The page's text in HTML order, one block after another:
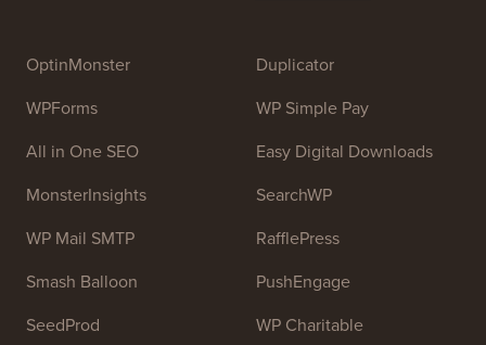
OptinMonster
WPForms
All in One SEO
MonsterInsights
WP Mail SMTP
Smash Balloon
SeedProd
Duplicator
WP Simple Pay
Easy Digital Downloads
SearchWP
RafflePress
PushEngage
WP Charitable